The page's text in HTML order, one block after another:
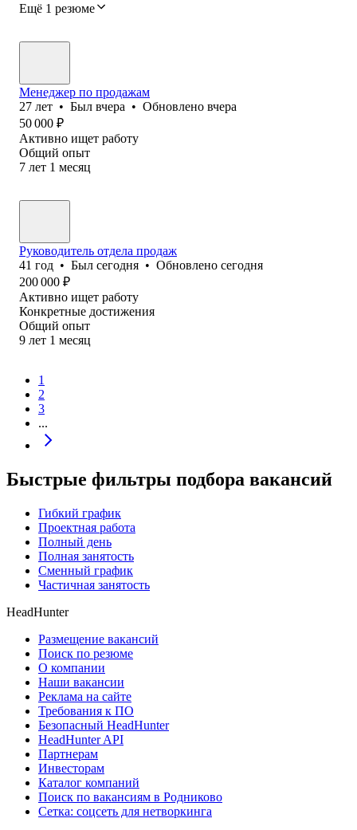
Ещё 1 резюме
Менеджер по продажам
27 лет • Был вчера • Обновлено вчера
50 000 ₽
Активно ищет работу
Общий опыт
7 лет 1 месяц
Руководитель отдела продаж
41 год • Был сегодня • Обновлено сегодня
200 000 ₽
Активно ищет работу
Конкретные достижения
Общий опыт
9 лет 1 месяц
1
2
3
...
Быстрые фильтры подбора вакансий
Гибкий график
Проектная работа
Полный день
Полная занятость
Сменный график
Частичная занятость
HeadHunter
Размещение вакансий
Поиск по резюме
О компании
Наши вакансии
Реклама на сайте
Требования к ПО
Безопасный HeadHunter
HeadHunter API
Партнерам
Инвесторам
Каталог компаний
Поиск по вакансиям в Родниково
Сетка: соцсеть для нетворкинга